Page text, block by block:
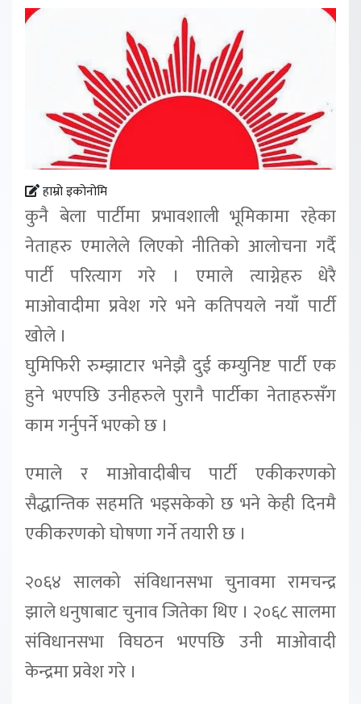
हाम्रो इकोनोमि
कुनै बेला पार्टीमा प्रभावशाली भूमिकामा रहेका
नेताहरु एमालेले लिएको नीतिको आलोचना गर्दै
पार्टी परित्याग गरे । एमाले त्याग्नेहरु धेरै
माओवादीमा प्रवेश गरे भने कतिपयले नयाँ पार्टी
खोले ।
घुमिफिरी रुम्झाटार भनेझै दुई कम्युनिष्ट पार्टी एक
हुने भएपछि उनीहरुले पुरानै पार्टीका नेताहरुसँग
काम गर्नुपर्ने भएको छ ।
एमाले र माओवादीबीच पार्टी एकीकरणको
सैद्धान्तिक सहमति भइसकेको छ भने केही दिनमै
एकीकरणको घोषणा गर्ने तयारी छ ।
२०६४ सालको संविधानसभा चुनावमा रामचन्द्र
झाले धनुषाबाट चुनाव जितेका थिए । २०६८ सालमा
संविधानसभा विघठन भएपछि उनी माओवादी
केन्द्रमा प्रवेश गरे ।